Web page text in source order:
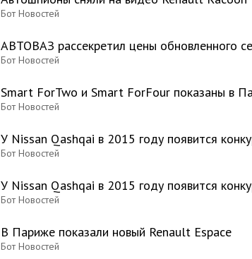
Бот Новостей
АВТОВАЗ рассекретил цены обновленного
Бот Новостей
Smart ForTwo и Smart ForFour показаны в
Бот Новостей
У Nissan Qashqai в 2015 году появится
Бот Новостей
У Nissan Qashqai в 2015 году появится
Бот Новостей
В Париже показали новый Renault Espace
Бот Новостей